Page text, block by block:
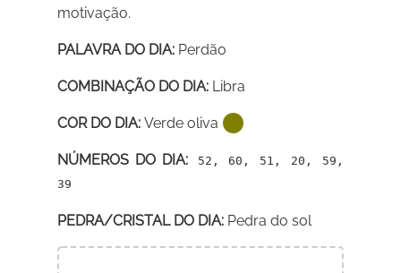
motivação.
PALAVRA DO DIA: Perdão
COMBINAÇÃO DO DIA: Libra
COR DO DIA: Verde oliva
NÚMEROS DO DIA:52, 60, 51, 20, 59,
39
PEDRA/CRISTAL DO DIA: Pedra do sol